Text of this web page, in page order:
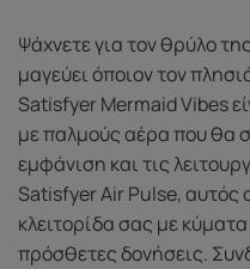
Ψάχνετε για τον θρύλο
μαγεύει όποιον τον
Satisfyer Mermaid Vibes
με παλμούς αέρα που θα
εμφάνιση και τις
Satisfyer Air Pulse, αυτός
κλειτορίδα σας με
πρόσθετες δονήσεις.